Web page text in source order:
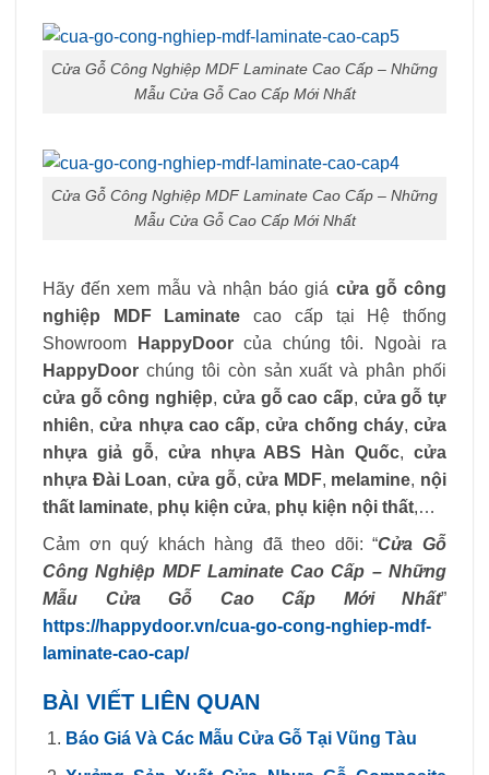
Cửa Gỗ Công Nghiệp MDF Laminate Cao Cấp – Những
Mẫu Cửa Gỗ Cao Cấp Mới Nhất
Cửa Gỗ Công Nghiệp MDF Laminate Cao Cấp – Những
Mẫu Cửa Gỗ Cao Cấp Mới Nhất
Hãy đến xem mẫu và nhận báo giá cửa gỗ công
nghiệp MDF Laminate cao cấp tại Hệ thống
Showroom
HappyDoorcủa chúng tôi. Ngoài ra
HappyDoor chúng tôi còn sản xuất và phân phối
cửa gỗ công nghiệp, cửa gỗ cao cấp, cửa gỗ tự
nhiên,cửa nhựa cao cấp,cửa chống cháy, cửa
nhựa giả gỗ, cửa nhựa ABS Hàn Quốc, cửa
nhựa Đài Loan, cửa gỗ,cửa MDF, melamine, nội
thất laminate, phụ kiện cửa, phụ kiện nội thất,…
Cảm ơn quý khách hàng đã theo dõi: “Cửa Gỗ
Công Nghiệp MDF Laminate Cao Cấp – Những
Mẫu Cửa Gỗ Cao Cấp Mới Nhất”
https://happydoor.vn/cua-go-cong-nghiep-mdf-
laminate-cao-cap/
BÀI VIẾT LIÊN QUAN
Báo Giá Và Các Mẫu Cửa Gỗ Tại Vũng Tàu